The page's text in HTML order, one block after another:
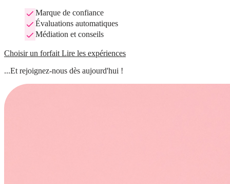
Marque de confiance
Évaluations automatiques
Médiation et conseils
Choisir un forfait Lire les expériences
...Et rejoignez-nous dès aujourd'hui !